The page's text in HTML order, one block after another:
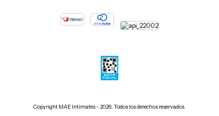
Copyright MAE Intimates - 2026. Todos los derechos reservados.